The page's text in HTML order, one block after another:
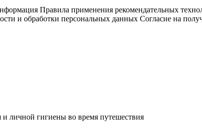
Правила применения рекомендательных
и обработки персональных данных Согласие на
личной гигиены во время путешествия